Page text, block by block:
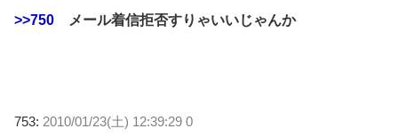
>>750 メール着信拒否すりゃいいじゃんか
753: 2010/01/23(土) 12:39:29 0